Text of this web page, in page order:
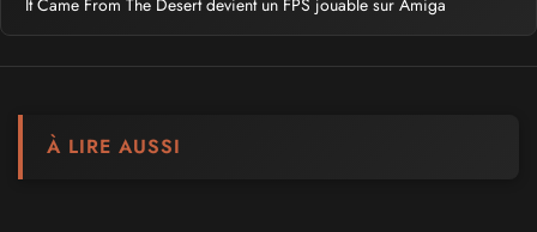
It Came From The Desert devient un FPS jouable sur Amiga
À LIRE AUSSI